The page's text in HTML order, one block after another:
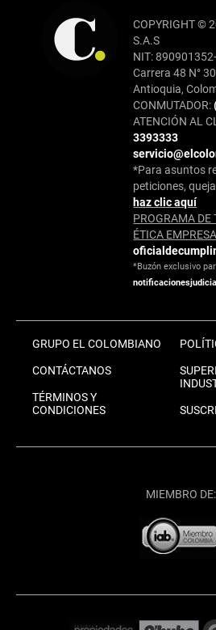
COPYRIGHT ©
S.A.S
NIT:
Carrera 48 N°
Antioquia,
CONMUTADOR:
ATENCIÓN AL
3393333
*Para asuntos
peticiones,
haz clic aquí
PROGRAMA DE
ÉTICA
*Buzón exclusivo
GRUPO EL COLOMBIANO
CONTÁCTANOS
TÉRMINOS Y
CONDICIONES
MIEMBRO DE: